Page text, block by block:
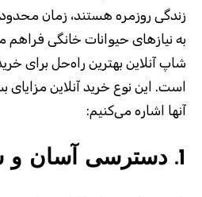
زندگی روزمره هستند، زمان
به نیازهای حیوانات خانگی
شاپ آنلاین بهترین راه‌حل برای
است. این نوع خرید آنلاین مزایای
آنها اشاره می‌کنیم:
1. دسترسی آسان و